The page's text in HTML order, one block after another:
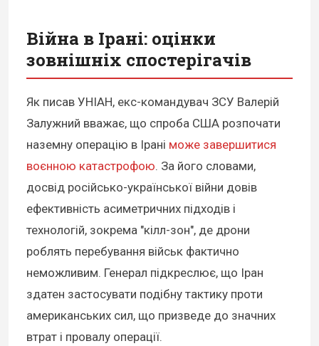
Війна в Ірані: оцінки
зовнішніх спостерігачів
Як писав УНІАН, екс-командувач ЗСУ Валерій
Залужний вважає, що спроба США розпочати
наземну операцію в Ірані може завершитися
воєнною катастрофою. За його словами,
досвід російсько-української війни довів
ефективність асиметричних підходів і
технологій, зокрема "кілл-зон", де дрони
роблять перебування військ фактично
неможливим. Генерал підкреслює, що Іран
здатен застосувати подібну тактику проти
американських сил, що призведе до значних
втрат і провалу операції.